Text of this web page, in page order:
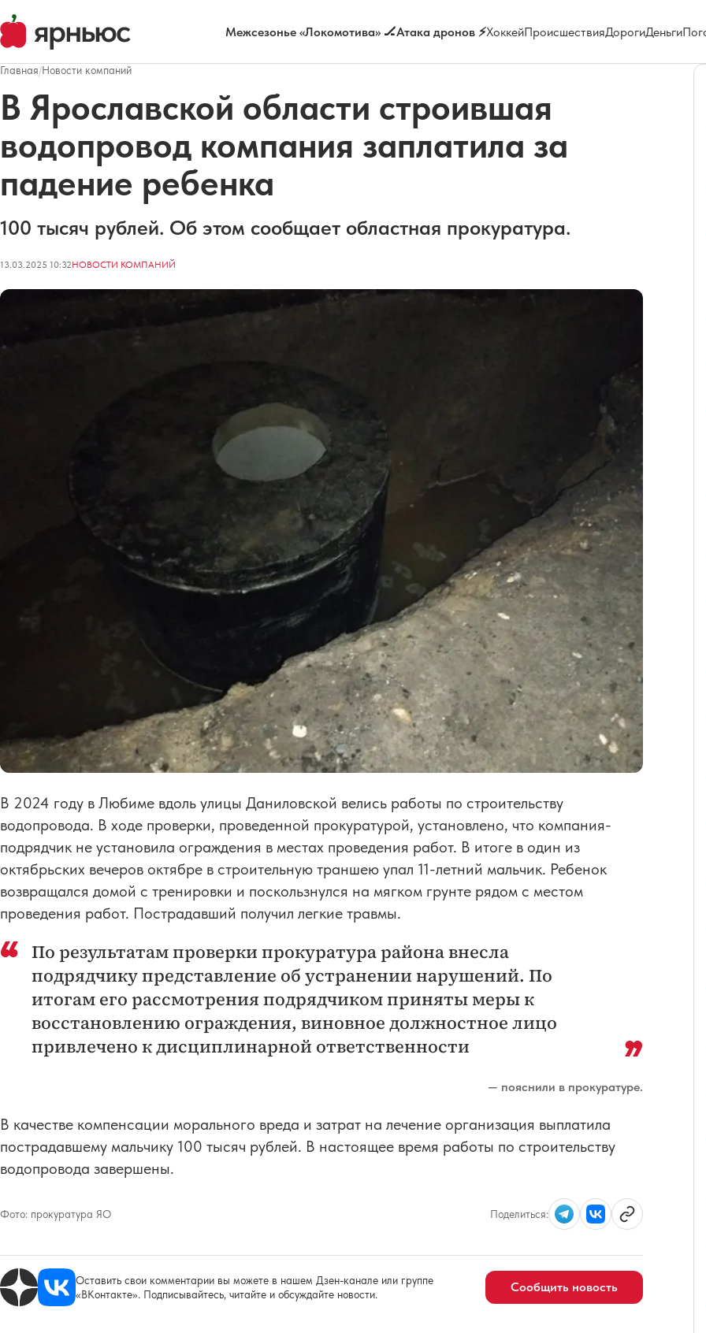
Межсезонье «Локомотива» 🏒Атака дронов ⚡ХоккейПроисшествияДорогиДеньги
Главная/Новости компаний
В Ярославской области строившая
водопровод компания заплатила за
падение ребенка
100 тысяч рублей. Об этом сообщает областная прокуратура.
13.03.2025 10:32НОВОСТИ КОМПАНИЙ
В 2024 году в Любиме вдоль улицы Даниловской велись работы по строительству
водопровода. В ходе проверки, проведенной прокуратурой, установлено, что компания-
подрядчик не установила ограждения в местах проведения работ. В итоге в один из
октябрьских вечеров октябре в строительную траншею упал 11-летний мальчик. Ребенок
возвращался домой с тренировки и поскользнулся на мягком грунте рядом с местом
проведения работ. Пострадавший получил легкие травмы.
По результатам проверки прокуратура района внесла
подрядчику представление об устранении нарушений. По
итогам его рассмотрения подрядчиком приняты меры к
восстановлению ограждения, виновное должностное лицо
привлечено к дисциплинарной ответственности
— пояснили в прокуратуре.
В качестве компенсации морального вреда и затрат на лечение организация выплатила
пострадавшему мальчику 100 тысяч рублей. В настоящее время работы по строительству
водопровода завершены.
Фото: прокуратура ЯО Поделиться:
Оставить свои комментарии вы можете в нашем Дзен-канале или группе
«ВКонтакте». Подписывайтесь, читайте и обсуждайте новости.
Сообщить новость